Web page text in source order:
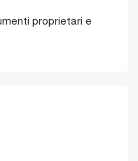
proprietari e